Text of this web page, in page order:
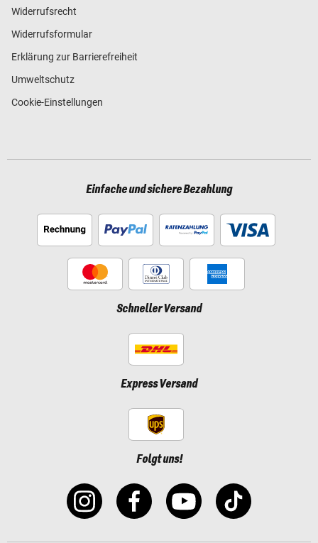
Widerrufsrecht
Widerrufsformular
Erklärung zur Barrierefreiheit
Umweltschutz
Cookie-Einstellungen
Einfache und sichere Bezahlung
Schneller Versand
Express Versand
Folgt uns!